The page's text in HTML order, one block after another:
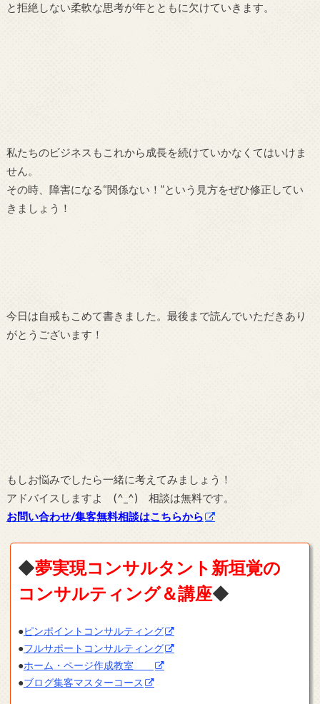
と拒絶しない柔軟な思考が年とともに欠けていきます。
私たちのビジネスもこれから成長を続けていかなくてはいけま
せん。
その時、障害になる“関係ない！”という見方をぜひ修正してい
きましょう！
今日は自戒もこめて書きました。最後まで読んでいただきあり
がとうございます！
もしお悩みでしたら一緒に考えてみましょう！
アドバイスしますよ (^_^) 相談は無料です。
お問い合わせ/集客無料相談はこちらから
◆夢実現コンサルタント新垣覚の
コンサルティング＆講座◆
●ピンポイントコンサルティング
●フルサポートコンサルティング
●ホーム・ページ作成教室
●ブログ集客マスターコース